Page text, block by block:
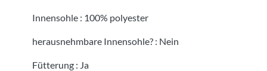
Innensohle : 100% polyester
herausnehmbare Innensohle? : Nein
Fütterung : Ja